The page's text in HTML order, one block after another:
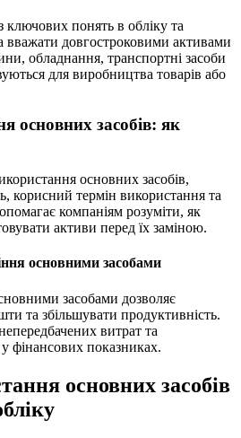
понять в обліку та
вважати довгостроковими активами
обладнання, транспортні засоби
для виробництва товарів або
основних засобів: як
основних засобів,
корисний термін використання та
компаніям розуміти, як
активи перед їх заміною.
основними засобами
засобами дозволяє
та збільшувати продуктивність.
витрат та
у фінансових показниках.
основних засобів